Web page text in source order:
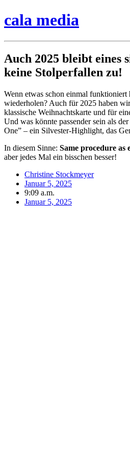
Inhalt
cala media
Auch 2025 bleibt eines
keine Stolperfallen zu!
Wenn etwas schon einmal
wiederholen? Auch für 2025 haben
klassische Weihnachtskarte und für
Und was könnte passender sein als
One” – ein Silvester-Highlight, das
In diesem Sinne: Same procedure as
aber jedes Mal ein bisschen besser!
Christine Stockmeyer
Januar 5, 2025
9:09 a.m.
Januar 5, 2025